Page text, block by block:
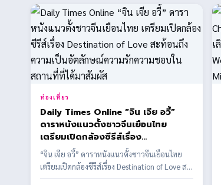
ท่องเที่ยว
Daily Times Online “จิน เจีย อวี้”
ดาราหนังแนวตั้งชาวจีนเยือนไทย
เตรียมเปิดกล้องซีรีส์เรื่อง
Destination of Love สะท้อนถึงความ
เป็นอัตลักษณ์ความรักความชอบในสถาน
ที่ที่ได้มาสัมผัส
“จิน เจีย อวี้” ดาราหนังแนวตั้งชาวจีนเยือนไทย
เตรียมเปิดกล้องซีรีส์เรื่อง Destination of Love สะ
ท้อ...